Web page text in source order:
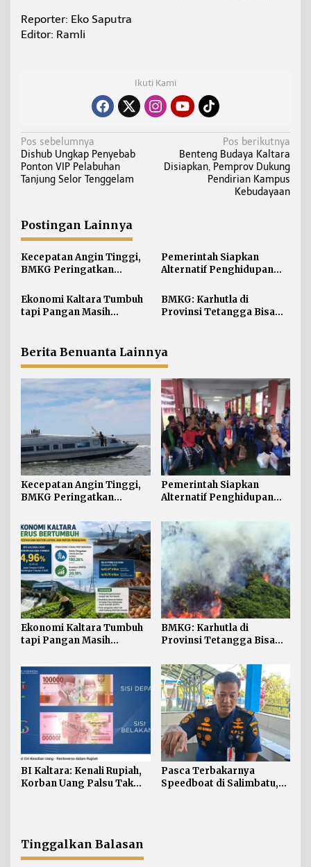
Reporter: Eko Saputra
Editor: Ramli
Ikuti Kami
N
a
v
a
s
i
p
o
s
Pos sebelumnya
Dishub Ungkap Penyebab
Ponton VIP Pelabuhan
Tanjung Selor Tenggelam
Pos berikutnya
Benteng Budaya Kaltara
Disiapkan, Pemprov Dukung
Pendirian Kampus
Kebudayaan
Postingan Lainnya
Kecepatan Angin Tinggi,
BMKG Peringatkan
Mengintai Perairan
Kaltara
Pemerintah Siapkan
Alternatif Penghidupan
Dideportasi
Ekonomi Kaltara Tumbuh
tapi Pangan Masih
BMKG: Karhutla di
Provinsi Tetangga Bisa
Berita Benuanta Lainnya
Kecepatan Angin Tinggi,
BMKG Peringatkan
Mengintai Perairan
Kaltara
Pemerintah Siapkan
Alternatif Penghidupan
Dideportasi
Ekonomi Kaltara Tumbuh
tapi Pangan Masih
BMKG: Karhutla di
Provinsi Tetangga Bisa
Kaltara
BI Kaltara: Kenali Rupiah,
Korban Uang Palsu Tak
Pasca Terbakarnya
Speedboat di Salimbatu,
Tinggalkan Balasan